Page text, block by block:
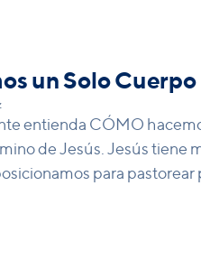
un Solo Cuerpo
entienda CÓMO
de Jesús. Jesús tiene
para pastorear